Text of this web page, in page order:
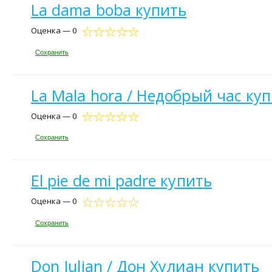
La dama boba купить
Оценка — 0
Сохранить
La Mala hora / Недобрый час
Оценка — 0
Сохранить
El pie de mi padre купить
Оценка — 0
Сохранить
Don Julian / Дон Хулиан купить